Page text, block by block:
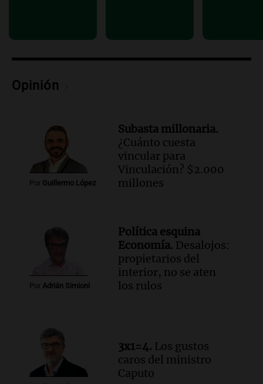
Opinión
Por Guillermo López
Subasta millonaria.
¿Cuánto cuesta
vincular para
Vinculación? $2.000
millones
Por Adrián Simioni
Política esquina
Economía. Desalojos:
propietarios del
interior, no se aten
los rulos
3x1=4. Los gustos
caros del ministro
Caputo